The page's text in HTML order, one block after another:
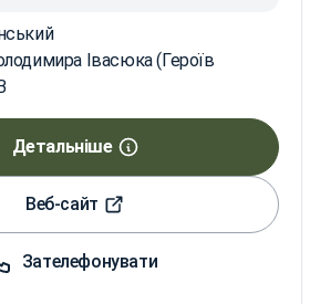
Івасюка (Героїв
Детальніше
Веб-сайт
Зателефонувати